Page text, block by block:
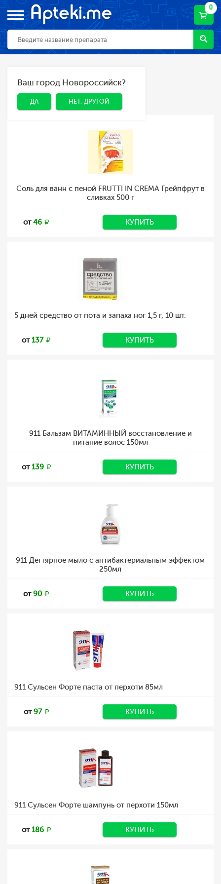
0
ДА НЕТ, ДРУГОЙ
Ваш город Новороссийск?
ДА НЕТ, ДРУГОЙ
Главная Каталог Косметика
Косметика
Соль для ванн с пеной FRUTTI IN CREMA Грейпфрут в
сливках 500 г
от46 КУПИТЬ
5 дней средство от пота и запаха ног 1,5 г, 10 шт.
от137 КУПИТЬ
911 Бальзам ВИТАМИННЫЙ восстановление и
питание волос 150мл
от139 КУПИТЬ
911 Дегтярное мыло с антибактериальным эффектом
250мл
от90 КУПИТЬ
911 Сульсен Форте паста от перхоти 85мл
от97 КУПИТЬ
911 Сульсен Форте шампунь от перхоти 150мл
от186 КУПИТЬ